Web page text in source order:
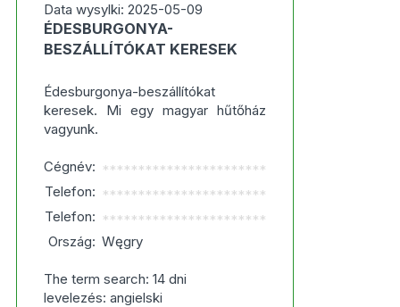
Data wysylki: 2025-05-09
ÉDESBURGONYA-
BESZÁLLÍTÓKAT KERESEK
Édesburgonya-beszállítókat
keresek. Mi egy magyar hűtőház
vagyunk.
Cégnév: ***********************
Telefon: ***********************
Telefon: ***********************
Ország: Węgry
The term search: 14 dni
levelezés: angielski